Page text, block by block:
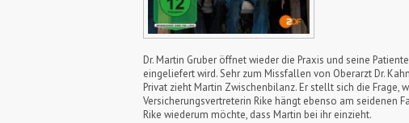
Dr. Martin Gruber öffnet wieder die Praxis und seine
eingeliefert wird. Sehr zum Missfallen von Oberarzt Dr.
Privat zieht Martin Zwischenbilanz. Er stellt sich die
Versicherungsvertreterin Rike hängt ebenso am seidenen
Rike wiederum möchte, dass Martin bei ihr einzieht.